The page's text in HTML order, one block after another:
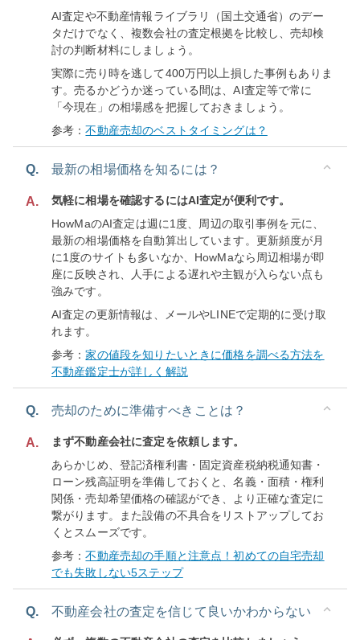
AI査定や不動産情報ライブラリ（国土交通省）のデー
タだけでなく、複数会社の査定根拠を比較し、売却検
討の判断材料にしましょう。
実際に売り時を逃して400万円以上損した事例もありま
す。売るかどうか迷っている間は、AI査定等で常に
「今現在」の相場感を把握しておきましょう。
参考：不動産売却のベストタイミングは？
Q. 最新の相場価格を知るには？
A.
気軽に相場を確認するにはAI査定が便利です。
HowMaのAI査定は週に1度、周辺の取引事例を元に、
最新の相場価格を自動算出しています。更新頻度が月
に1度のサイトも多いなか、HowMaなら周辺相場が即
座に反映され、人手による遅れや主観が入らない点も
強みです。
AI査定の更新情報は、メールやLINEで定期的に受け取
れます。
参考：家の値段を知りたいときに価格を調べる方法を
不動産鑑定士が詳しく解説
Q. 売却のために準備すべきことは？
A.
まず不動産会社に査定を依頼します。
あらかじめ、登記済権利書・固定資産税納税通知書・
ローン残高証明を準備しておくと、名義・面積・権利
関係・売却希望価格の確認ができ、より正確な査定に
繋がります。また設備の不具合をリストアップしてお
くとスムーズです。
参考：不動産売却の手順と注意点！初めての自宅売却
でも失敗しない5ステップ
Q. 不動産会社の査定を信じて良いかわからない